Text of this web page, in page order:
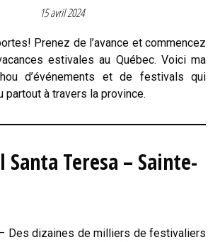
15 avril 2024
estivales au Québec. Voici ma
d’événements et de festivals qui
partout à travers la province.
Santa Teresa – Sainte-
Des dizaines de milliers de festivaliers